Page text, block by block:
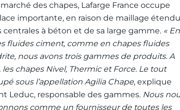
des chapes, Lafarge France occupe
importante, en raison de maillage étendu
centrales à béton et de sa large gamme. « En
fluides ciment, comme en chapes fluides
nous avons trois gammes de produits. A
les chapes Nivel, Thermic et Force. Le tout
sous l’appellation Agilia Chape, explique
Leduc, responsable des gammes. Nous
comme un fournisseur de toutes les